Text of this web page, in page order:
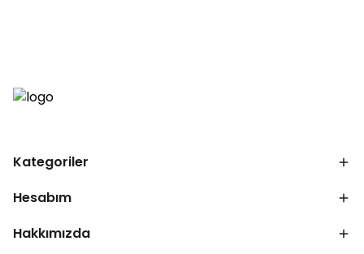
Kategoriler
Hesabım
Hakkımızda